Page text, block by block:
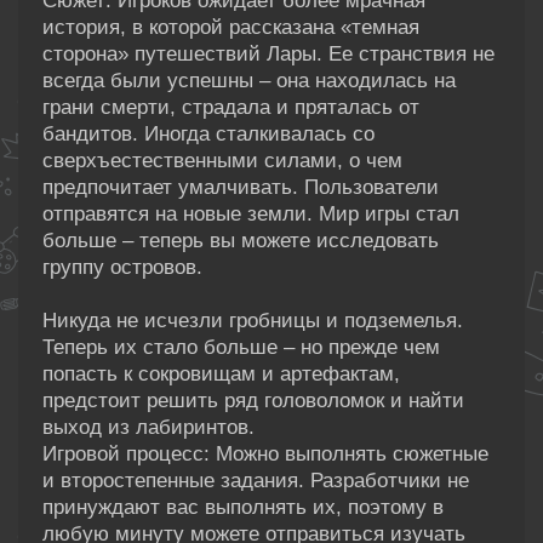
история, в которой рассказана «темная
сторона» путешествий Лары. Ее странствия не
всегда были успешны – она находилась на
грани смерти, страдала и пряталась от
бандитов. Иногда сталкивалась со
сверхъестественными силами, о чем
предпочитает умалчивать. Пользователи
отправятся на новые земли. Мир игры стал
больше – теперь вы можете исследовать
группу островов.
Никуда не исчезли гробницы и подземелья.
Теперь их стало больше – но прежде чем
попасть к сокровищам и артефактам,
предстоит решить ряд головоломок и найти
выход из лабиринтов.
Игровой процесс: Можно выполнять сюжетные
и второстепенные задания. Разработчики не
принуждают вас выполнять их, поэтому в
любую минуту можете отправиться изучать